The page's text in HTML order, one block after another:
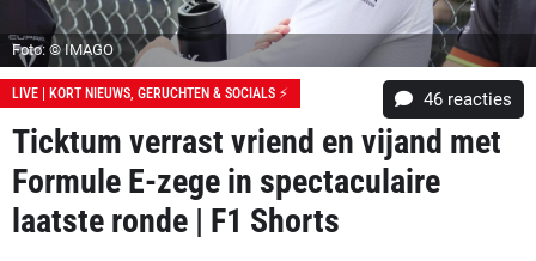
Foto: © IMAGO
LIVE | KORT NIEUWS, GERUCHTEN & SOCIALS ⚡ 46 reacties
Ticktum verrast vriend en vijand met
Formule E-zege in spectaculaire
laatste ronde | F1 Shorts